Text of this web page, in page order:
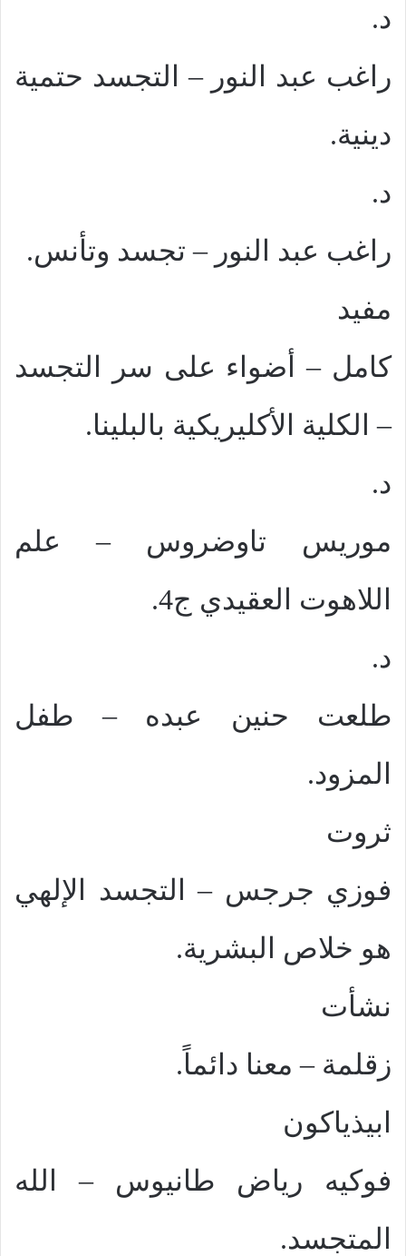
د.
راغب عبد النور – التجسد حتمية
دينية.
د.
راغب عبد النور – تجسد وتأنس.
مفيد
كامل – أضواء على سر التجسد
– الكلية الأكليريكية بالبلينا.
د.
موريس تاوضروس – علم
اللاهوت العقيدي ج4.
د.
طلعت حنين عبده – طفل
المزود.
ثروت
فوزي جرجس – التجسد الإلهي
هو خلاص البشرية.
نشأت
زقلمة – معنا دائماً.
ابيذياكون
فوكيه رياض طانيوس – الله
المتجسد.